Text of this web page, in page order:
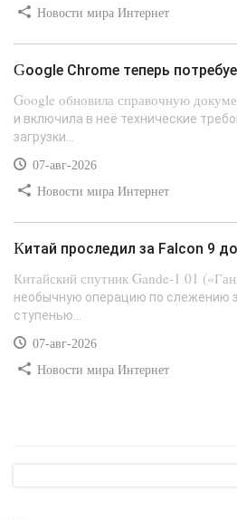
Новости мира Интернет
Google Chrome теперь
Google обновила справочную
и включила в неё технические
загрузки...
07-авг-2026
Новости мира Интернет
Китай проследил за Falcon 9
Китайский спутник Gande-1 01
необычную операцию по слежению
ступенью...
07-авг-2026
Новости мира Интернет